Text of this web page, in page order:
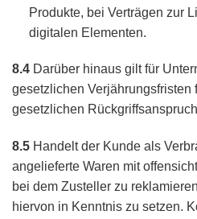
Produkte, bei Verträgen zur
digitalen Elementen.
8.4 Darüber hinaus gilt für
gesetzlichen Verjährungsfristen
gesetzlichen
8.5 Handelt der Kunde als
angelieferte Waren mit
bei dem Zusteller zu
hiervon in Kenntnis zu setzen.